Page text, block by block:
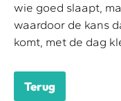
wie goed slaapt,
waardoor de kans
komt, met de dag
Terug